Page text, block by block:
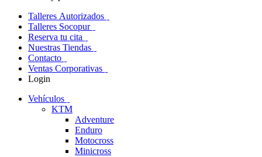
Talleres Autorizados
Talleres Socopur
Reserva tu cita
Nuestras Tiendas
Contacto
Ventas Corporativas
Login
Vehículos
KTM
Adventure
Enduro
Motocross
Minicross